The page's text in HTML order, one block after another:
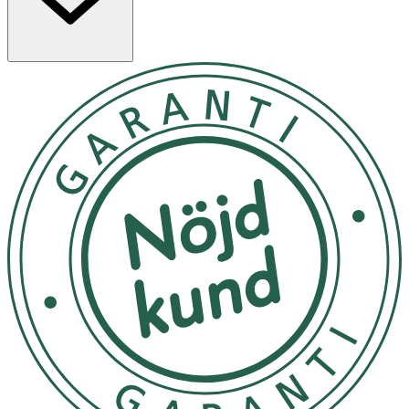
björnbär, blåbär och hallon tillför antioxidanter som
Resultatet är en hud som känns återfuktad, spänstig och
har en naturlig lyster. Regelbunden användning bidrar till
att bibehålla hudens balans och optimala fuktnivåer.
Inspirerad av K-Beauty – där naturliga ingredienser
kombineras med innovativ teknik för synliga resul
Applicera en lagom mängd på rengjord hud med hjälp av
bomullsrondell eller händer. Klappa försiktigt in i ansikte
och hals tills produkten absorberats. Använd morgon
och/eller kväll. Undvik ögonområdet.
Endast för utvärtes bruk. Undvik kontakt med ögonen.
Om någon biverkning uppstår, sluta använda produkten.
Rådfråga din läkare om tillståndet kvarstår
OK för gravida och ammande: